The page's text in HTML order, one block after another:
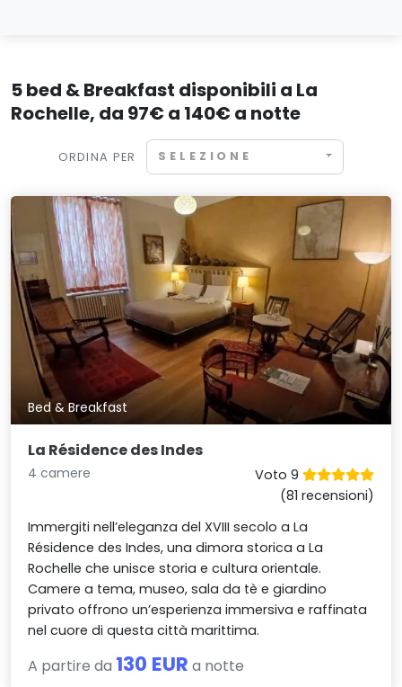
5 bed & Breakfast disponibili a La
Rochelle, da 97€ a 140€ a notte
ORDINA PER SELEZIONE
Bed & Breakfast
La Résidence des Indes
4 camere
Voto 9
(81 recensioni)
Immergiti nell’eleganza del XVIII secolo a La
Résidence des Indes, una dimora storica a La
Rochelle che unisce storia e cultura orientale.
Camere a tema, museo, sala da tè e giardino
privato offrono un’esperienza immersiva e raffinata
nel cuore di questa città marittima.
A partire da 130 EUR a notte